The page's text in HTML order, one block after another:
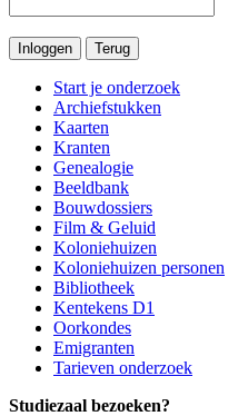
Start je onderzoek
Archiefstukken
Kaarten
Kranten
Genealogie
Beeldbank
Bouwdossiers
Film & Geluid
Koloniehuizen
Koloniehuizen personen
Bibliotheek
Kentekens D1
Oorkondes
Emigranten
Tarieven onderzoek
Studiezaal bezoeken?